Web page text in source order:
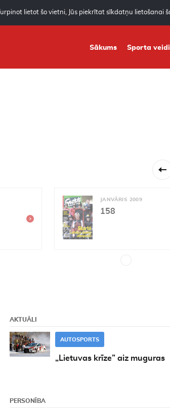
lietot šo vietni, Jūs piekrītat sīkdatņu lietošanai
Sākums Sporta veidi
JANVĀRIS 2009
158
AKTUĀLI
AUTOSPORTS
„Lietuvas krīze” aiz muguras
PERSONĪBA